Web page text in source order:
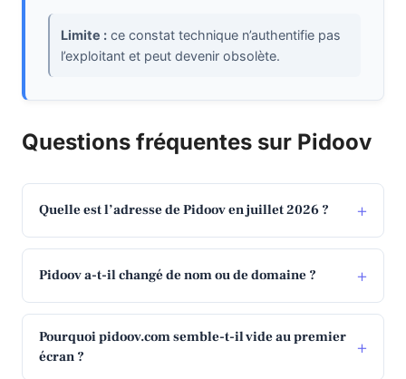
Limite : ce constat technique n’authentifie pas
l’exploitant et peut devenir obsolète.
Questions fréquentes sur Pidoov
Quelle est l’adresse de Pidoov en juillet 2026 ?
Pidoov a-t-il changé de nom ou de domaine ?
Pourquoi pidoov.com semble-t-il vide au premier
écran ?